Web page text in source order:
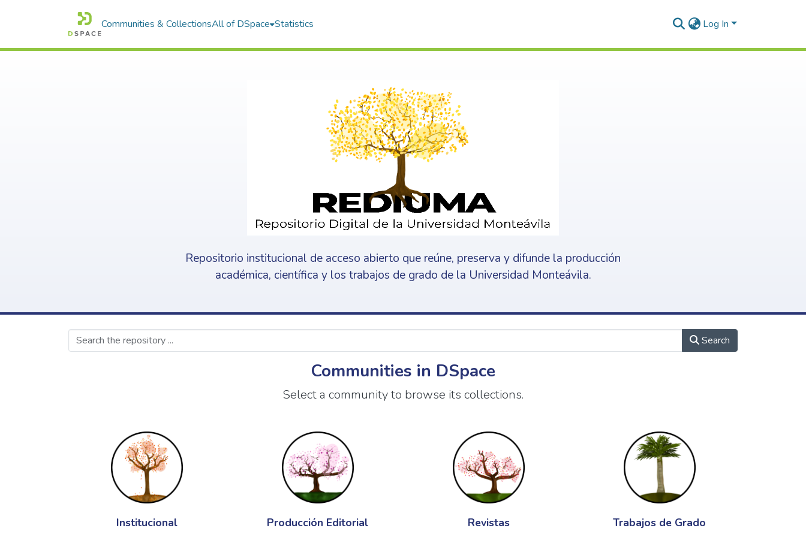
Communities & CollectionsAll of DSpace Statistics Log In
Repositorio institucional de acceso abierto que reúne, preserva y difunde la producción
académica, científica y los trabajos de grado de la Universidad Monteávila.
Search
Communities in DSpace
Select a community to browse its collections.
Institucional Producción Editorial Revistas Trabajos de Grado